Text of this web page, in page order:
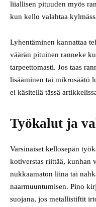
liiallisen pituuden myös
kun kello valahtaa
Lyhentäminen kannattaa
väärän pituinen ranneke
tarpeettomasti. Jos taas
lisääminen tai mikro­säätö
ei käsitellä tässä
Työkalut ja
Varsinaiset kellosepän
kotiverstas riittää, kunhan
nukkaamaton liina tai
naarmuuntumisen. Pino
suojana, jos metallistiftit